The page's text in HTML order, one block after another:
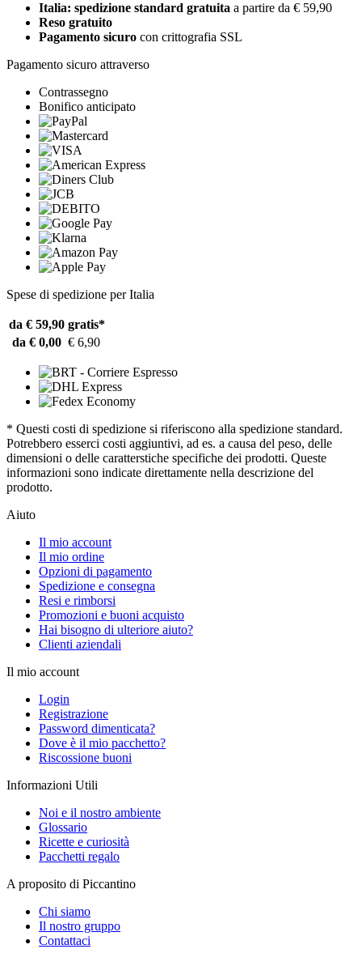
Italia: spedizione standard gratuita a partire da € 59,90
Reso gratuito
Pagamento sicuro con crittografia SSL
Pagamento sicuro attraverso
Contrassegno
Bonifico anticipato
Spese di spedizione per Italia
da € 59,90 gratis*
da € 0,00 € 6,90
* Questi costi di spedizione si riferiscono alla spedizione standard.
Potrebbero esserci costi aggiuntivi, ad es. a causa del peso, delle
dimensioni o delle caratterstiche specifiche dei prodotti. Queste
informazioni sono indicate direttamente nella descrizione del
prodotto.
Aiuto
Il mio account
Il mio ordine
Opzioni di pagamento
Spedizione e consegna
Resi e rimborsi
Promozioni e buoni acquisto
Hai bisogno di ulteriore aiuto?
Clienti aziendali
Il mio account
Login
Registrazione
Password dimenticata?
Dove è il mio pacchetto?
Riscossione buoni
Informazioni Utili
Noi e il nostro ambiente
Glossario
Ricette e curiosità
Pacchetti regalo
A proposito di Piccantino
Chi siamo
Il nostro gruppo
Contattaci